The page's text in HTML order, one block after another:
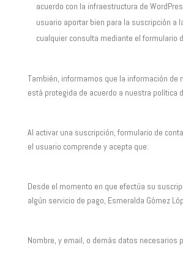
acuerdo con la infraestructura de
usuario aportar bien para la suscripción a
cualquier consulta mediante el formulario
También, informamos que la información de
está protegida de acuerdo a nuestra política
Al activar una suscripción, formulario de
el usuario comprende y acepta que:
Desde el momento en que efectúa su
algún servicio de pago, Esmeralda Gómez
Nombre, y email, o demás datos necesarios